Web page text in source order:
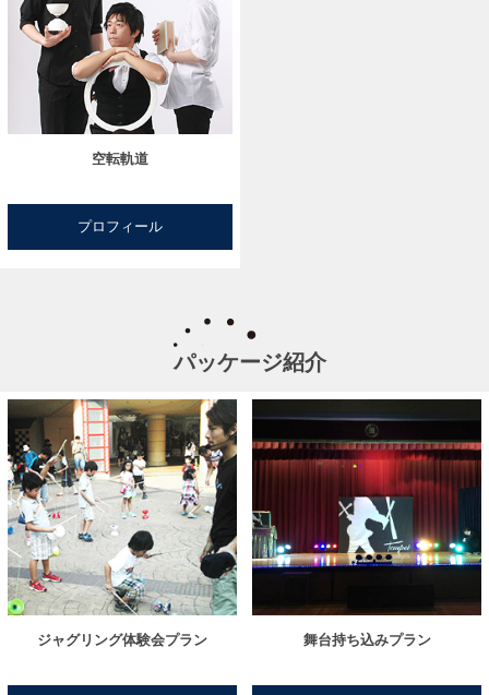
空転軌道
プロフィール
パッケージ紹介
ジャグリング体験会プラン 舞台持ち込みプラン